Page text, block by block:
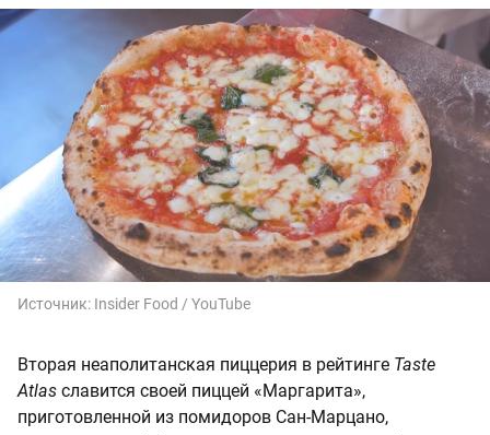
Источник: Insider Food / YouTube
Вторая неаполитанская пиццерия в рейтинге Taste
Atlas славится своей пиццей «Маргарита»,
приготовленной из помидоров Сан-Марцано,